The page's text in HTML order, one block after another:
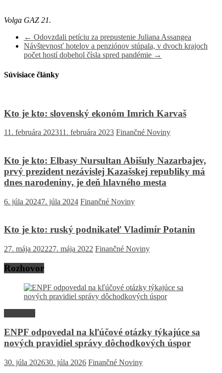
Volga GAZ 21.
← Odovzdali petíciu za prepustenie Juliana Assangea
Návštevnosť hotelov a penziónov stúpala, v dvoch krajoch
počet hostí dobehol čísla spred pandémie →
Súvisiace články
Kto je kto: slovenský ekonóm Imrich Karvaš
11. februára 202311. februára 2023 Finančné Noviny
Kto je kto: Elbasy Nursultan Abišuly Nazarbajev,
prvý prezident nezávislej Kazašskej republiky má
dnes narodeniny, je deň hlavného mesta
6. júla 20247. júla 2024 Finančné Noviny
Kto je kto: ruský podnikateľ Vladimír Potanin
27. mája 202227. mája 2022 Finančné Noviny
Rozhovor
ENPF odpovedal na kľúčové otázky týkajúce sa
nových pravidiel správy dôchodkových úspor
30. júla 202630. júla 2026 Finančné Noviny